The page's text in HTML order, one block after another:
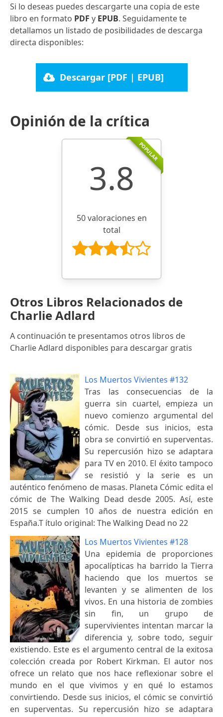
Si lo deseas puedes descargarte una copia de este
libro en formato PDF y EPUB. Seguidamente te
detallamos un listado de posibilidades de descarga
directa disponibles:
Descargar [PDF | EPUB]
Opinión de la crítica
POPULAR
3.8
50 valoraciones en
total
Otros Libros Relacionados de
Charlie Adlard
A continuación te presentamos otros libros de
Charlie Adlard disponibles para descargar gratis
Los Muertos Vivientes #132
Tras las consecuencias de la
guerra sin cuartel, empieza un
nuevo comienzo argumental del
cómic. Desde sus inicios, esta
obra se convirtió en superventas.
Su repercusión hizo se adaptara
para TV en 2010. El éxito tampoco
se resistió y la serie es un
auténtico fenómeno de masas. Planeta Cómic edita el
cómic de The Walking Dead desde 2005. Así, este
2015 se cumplen 10 años de nuestra edición en
España.T ítulo original: The Walking Dead no 22
Los Muertos Vivientes #128
Una epidemia de proporciones
apocalípticas ha barrido la Tierra
haciendo que los muertos se
levanten y se alimenten de los
vivos. En una historia de zombies
sin fin, un grupo de
supervivientes intentan marcar la
diferencia y, sobre todo, seguir
existiendo. Este es el argumento central de la exitosa
colección creada por Robert Kirkman. El autor nos
ofrece un relato que nos hace reflexionar sobre el
mundo en el que vivimos y en qué lo estamos
convirtiendo. Desde sus inicios, el cómic se convirtió
en superventas. Su repercusión hizo se adaptara